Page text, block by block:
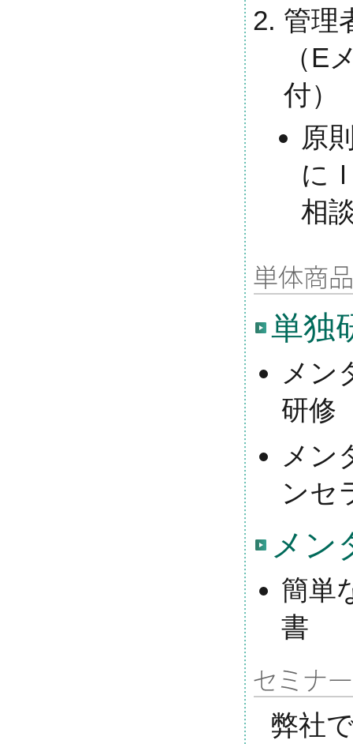
管理
（E
付）
原
に
相
単独
メン
研修
メン
ンセ
メン
簡単
書
弊社